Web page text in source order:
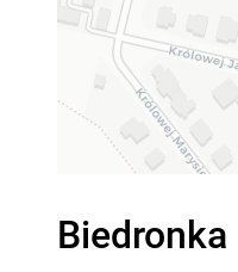
Biedronka